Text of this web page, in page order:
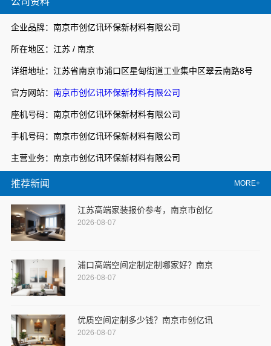
企业品牌：南京市创亿讯环保新材料有限公司
所在地区：江苏 / 南京
详细地址：江苏省南京市浦口区星甸街道工业集中区翠云南路8号
官方网站： 南京市创亿讯环保新材料有限公司
座机号码：南京市创亿讯环保新材料有限公司
手机号码：南京市创亿讯环保新材料有限公司
主营业务：南京市创亿讯环保新材料有限公司
推荐新闻 MORE+
江苏高端家装报价参考，南京市创亿
2026-08-07
浦口高端空间定制定制哪家好？南京
2026-08-07
优质空间定制多少钱？南京市创亿讯
2026-08-07